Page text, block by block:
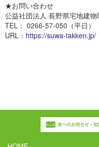
★お問い合わせ
公益社団法人 長野県宅地建
TEL： 0266-57-050（平日）
URL： https://suwa-takken.jp/